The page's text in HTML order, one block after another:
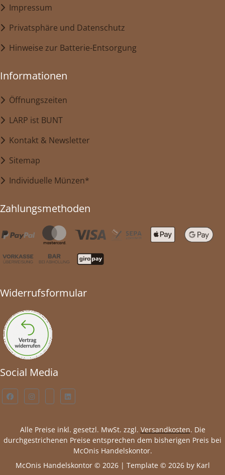
Impressum
Privatsphäre und Datenschutz
Hinweise zur Batterie-Entsorgung
Informationen
Öffnungszeiten
LARP ist BUNT
Kontakt & Newsletter
Sitemap
Individuelle Münzen*
Zahlungsmethoden
Widerrufsformular
Social Media
Alle Preise inkl. gesetzl. MwSt. zzgl. Versandkosten. Die
durchgestrichenen Preise entsprechen dem bisherigen Preis bei
McOnis Handelskontor.
McOnis Handelskontor © 2026 | Template © 2026 by Karl